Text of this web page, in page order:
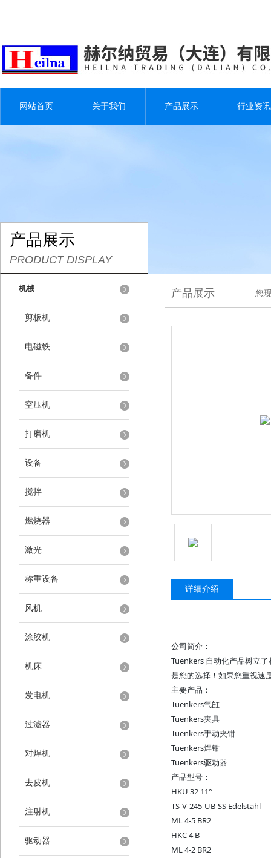
网站首页 关于我们 产品展示 行业资讯
产品展示
PRODUCT DISPLAY
机械
剪板机
电磁铁
备件
空压机
打磨机
设备
搅拌
燃烧器
激光
称重设备
风机
涂胶机
机床
发电机
过滤器
对焊机
去皮机
注射机
驱动器
产品展示 您
详细介绍
公司简介：
Tuenkers 自动化产品树立
是您的选择！如果您重视速
主要产品：
Tuenkers气缸
Tuenkers夹具
Tuenkers手动夹钳
Tuenkers焊钳
Tuenkers驱动器
产品型号：
HKU 32 11°
TS-V-245-UB-SS Edelstahl
ML 4-5 BR2
HKC 4 B
ML 4-2 BR2